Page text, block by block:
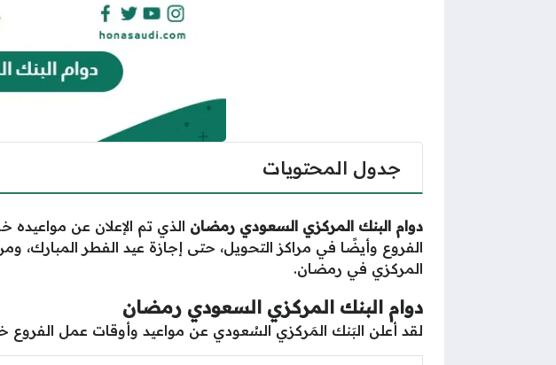
جدول المحتويات
دوام البنك المركزي السعودي رمضان الذي تم الإعلان عن مواعيده
الفروع وأيضًا في مراكز التحويل، حتى إجازة عيد الفطر المبارك،
المركزي في رمضان.
دوام البنك المركزي السعودي رمضان
لقد أعلن البَنك المَركزي السُعودي عن مواعيد وأوقات عمل الفروع خلال شهر